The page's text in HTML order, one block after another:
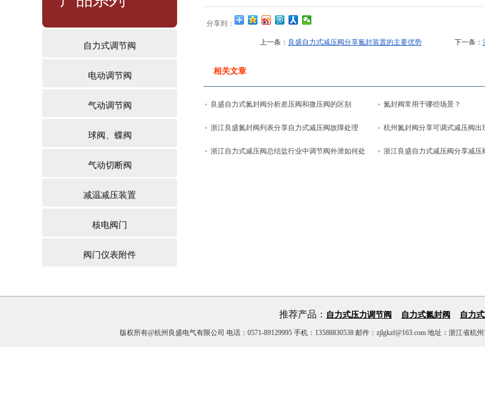
自力式调节阀
电动调节阀
气动调节阀
球阀、蝶阀
气动切断阀
减温减压装置
核电阀门
阀门仪表附件
分享到：
上一条： 良盛自力式减压阀分享氮封装置的主要优势 下一条：
相关文章
良盛自力式氮封阀分析差压阀和微压阀的区别 氮封阀常用于哪些场景？
浙江良盛氮封阀列表分享自力式减压阀故障处理 杭州氮封阀分享可调式减压阀出
浙江自力式减压阀总结盐行业中调节阀外泄如何处 浙江良盛自力式减压阀分享减压
推荐产品： 自力式压力调节阀 自力式氮封阀 自力
版权所有@杭州良盛电气有限公司 电话：0571-89129995 手机：13588830538 邮件：zjlgkzf@163.com 地址：浙江省杭